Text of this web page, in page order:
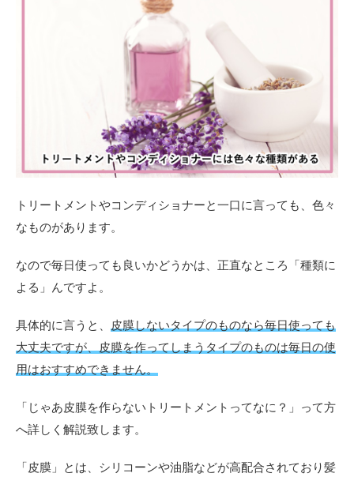
膜
な
タ
プ
ア
テ
を
選
3
洗い
ない
トリートメントやコンディショナーと一口に言っても、色々
なものがあります。
なので毎日使っても良いかどうかは、正直なところ「種類に
よる」んですよ。
具体的に言うと、
皮膜しないタイプのものなら毎日使っても
大丈夫ですが、皮膜を作ってしまうタイプのものは毎日の使
用はおすすめできません。
「じゃあ皮膜を作らないトリートメントってなに？」って方
へ詳しく解説致します。
「皮膜」とは、シリコーンや油脂などが高配合されており髪